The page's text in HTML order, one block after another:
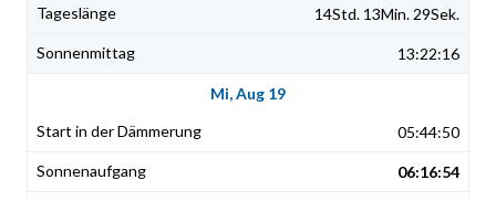
14Std. 13Min. 29Sek.
13:22:16
Mi, Aug 19
05:44:50
06:16:54